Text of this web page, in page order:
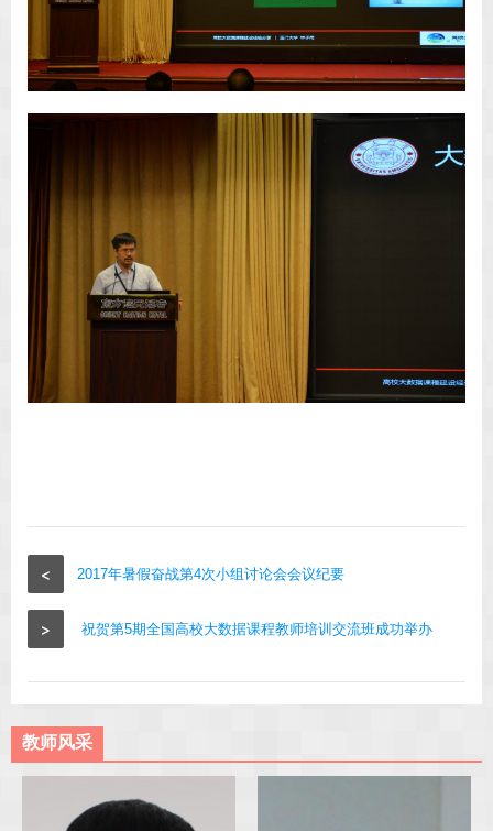
< 2017年暑假奋战第4次小组讨论会会议纪要
> 祝贺第5期全国高校大数据课程教师培训交流班成功举办
教师风采